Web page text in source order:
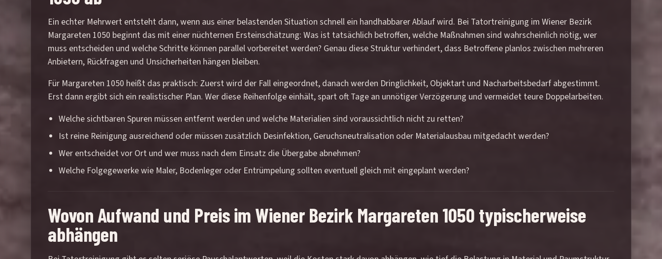
Ein echter Mehrwert entsteht dann, wenn aus einer belastenden Situation schnell ein handhabbarer Ablauf wird. Bei Tatortreinigung im Wiener Bezirk
Margareten 1050 beginnt das mit einer nüchternen Ersteinschätzung: Was ist tatsächlich betroffen, welche Maßnahmen sind wahrscheinlich nötig, wer
muss entscheiden und welche Schritte können parallel vorbereitet werden? Genau diese Struktur verhindert, dass Betroffene planlos zwischen mehreren
Anbietern, Rückfragen und Unsicherheiten hängen bleiben.
Für Margareten 1050 heißt das praktisch: Zuerst wird der Fall eingeordnet, danach werden Dringlichkeit, Objektart und Nacharbeitsbedarf abgestimmt.
Erst dann ergibt sich ein realistischer Plan. Wer diese Reihenfolge einhält, spart oft Tage an unnötiger Verzögerung und vermeidet teure Doppelarbeiten.
Welche sichtbaren Spuren müssen entfernt werden und welche Materialien sind voraussichtlich nicht zu retten?
Ist reine Reinigung ausreichend oder müssen zusätzlich Desinfektion, Geruchsneutralisation oder Materialausbau mitgedacht werden?
Wer entscheidet vor Ort und wer muss nach dem Einsatz die Übergabe abnehmen?
Welche Folgegewerke wie Maler, Bodenleger oder Entrümpelung sollten eventuell gleich mit eingeplant werden?
Wovon Aufwand und Preis im Wiener Bezirk Margareten 1050 typischerweise
abhängen